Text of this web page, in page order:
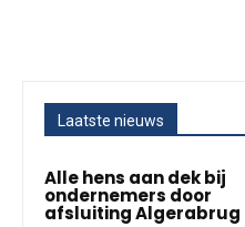
Laatste nieuws
Alle hens aan dek bij
ondernemers door
afsluiting Algerabrug